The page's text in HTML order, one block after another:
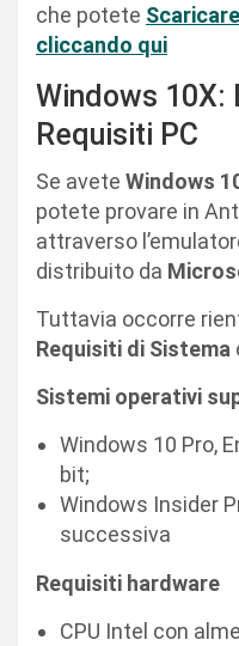
che potete
cliccando qui
Windows 10X:
Requisiti PC
Se avete Windows
potete provare in
attraverso
distribuito da
Tuttavia occorre
Requisiti di Sistema
Sistemi operativi
Windows 10 Pro,
bit;
Windows Insider
successiva
Requisiti hardware
CPU Intel con